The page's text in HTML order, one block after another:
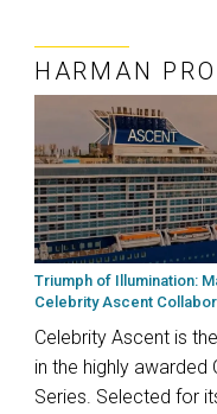
HARMAN
Triumph of Illumination:
Celebrity Ascent
Celebrity Ascent is
in the highly awarded
Series. Selected for